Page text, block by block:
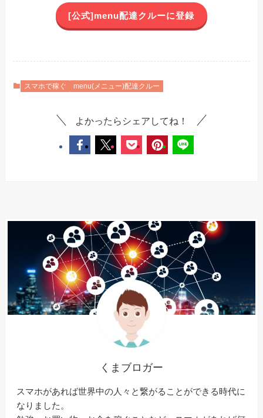
[公式]menu配達クルーに登録
スマホで稼ぐ menu(メニュー)配達クルー
よかったらシェアしてね！
くまブロガー
スマホがあれば世界中の人々と繋がることができる時代に
なりました。